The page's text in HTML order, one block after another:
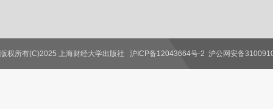
联系我们
版权所有(C)2025 上海财经大学出版社 沪ICP备12043664号-2 沪公网安备